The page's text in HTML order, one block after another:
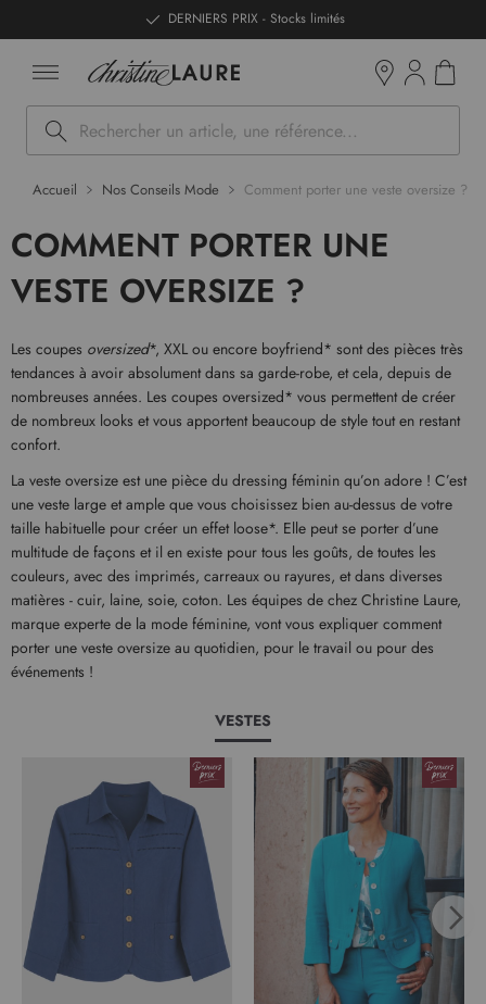
DERNIERS PRIX - Stocks limités
Rechercher
Accueil Nos Conseils Mode Comment porter une veste oversize ?
COMMENT PORTER UNE
VESTE OVERSIZE ?
Les coupes oversized*, XXL ou encore boyfriend* sont des pièces très
tendances à avoir absolument dans sa garde-robe, et cela, depuis de
nombreuses années. Les coupes oversized* vous permettent de créer
de nombreux looks et vous apportent beaucoup de style tout en restant
confort.
La veste oversize est une pièce du dressing féminin qu’on adore ! C’est
une veste large et ample que vous choisissez bien au-dessus de votre
taille habituelle pour créer un effet loose*. Elle peut se porter d’une
multitude de façons et il en existe pour tous les goûts, de toutes les
couleurs, avec des imprimés, carreaux ou rayures, et dans diverses
matières - cuir, laine, soie, coton. Les équipes de chez Christine Laure,
marque experte de la mode féminine, vont vous expliquer comment
porter une veste oversize au quotidien, pour le travail ou pour des
événements !
VESTES